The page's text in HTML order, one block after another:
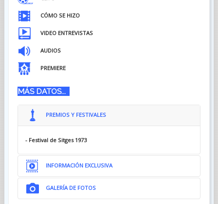
CÓMO SE HIZO
VIDEO ENTREVISTAS
AUDIOS
PREMIERE
MÁS DATOS...
PREMIOS Y FESTIVALES
- Festival de Sitges 1973
INFORMACIÓN EXCLUSIVA
GALERÍA DE FOTOS